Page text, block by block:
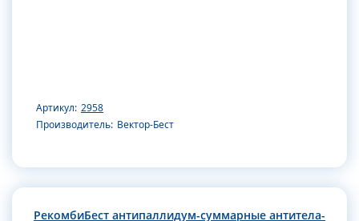
Артикул: 2958
Производитель: Вектор-Бест
РекомбиБест антипаллидум-суммарные антитела-